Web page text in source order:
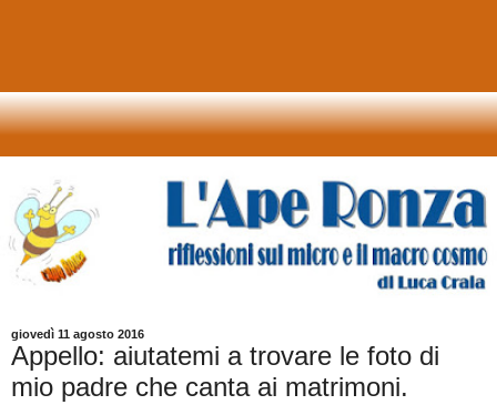
giovedì 11 agosto 2016
Appello: aiutatemi a trovare le foto di
mio padre che canta ai matrimoni.